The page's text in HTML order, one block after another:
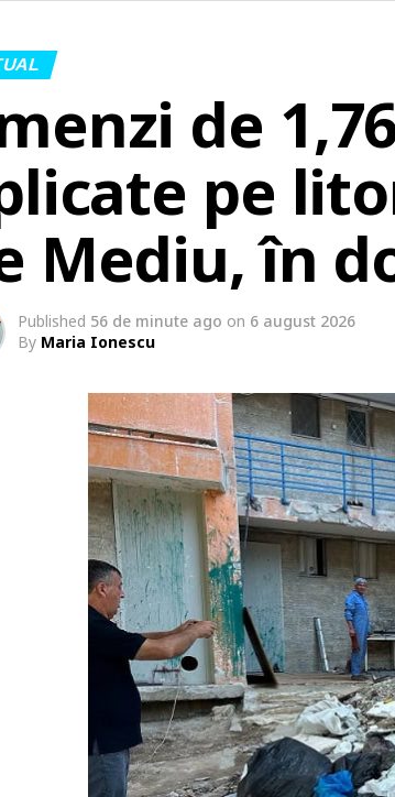
de
pe
Mediu, în
Published 56 de minute ago on 6 august 2026
By Maria Ionescu